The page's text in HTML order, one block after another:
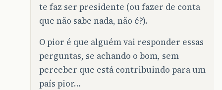
te faz ser presidente (ou fazer de conta
que não sabe nada, não é?).
O pior é que alguém vai responder essas
perguntas, se achando o bom, sem
perceber que está contribuindo para um
país pior…